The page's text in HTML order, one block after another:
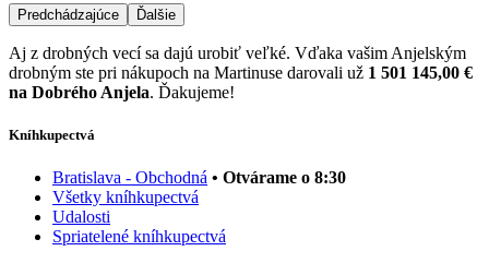
Predchádzajúce Ďalšie
Aj z drobných vecí sa dajú urobiť veľké. Vďaka vašim Anjelským
drobným ste pri nákupoch na Martinuse darovali už 1 501 145,00 €
na Dobrého Anjela. Ďakujeme!
Kníhkupectvá
Bratislava - Obchodná • Otvárame o 8:30
Všetky kníhkupectvá
Udalosti
Spriatelené kníhkupectvá